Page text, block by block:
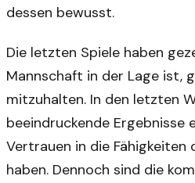
dessen bewusst.
Die letzten Spiele haben
Mannschaft in der Lage ist,
mitzuhalten. In den letzten
beeindruckende Ergebnisse
Vertrauen in die
haben. Dennoch sind die